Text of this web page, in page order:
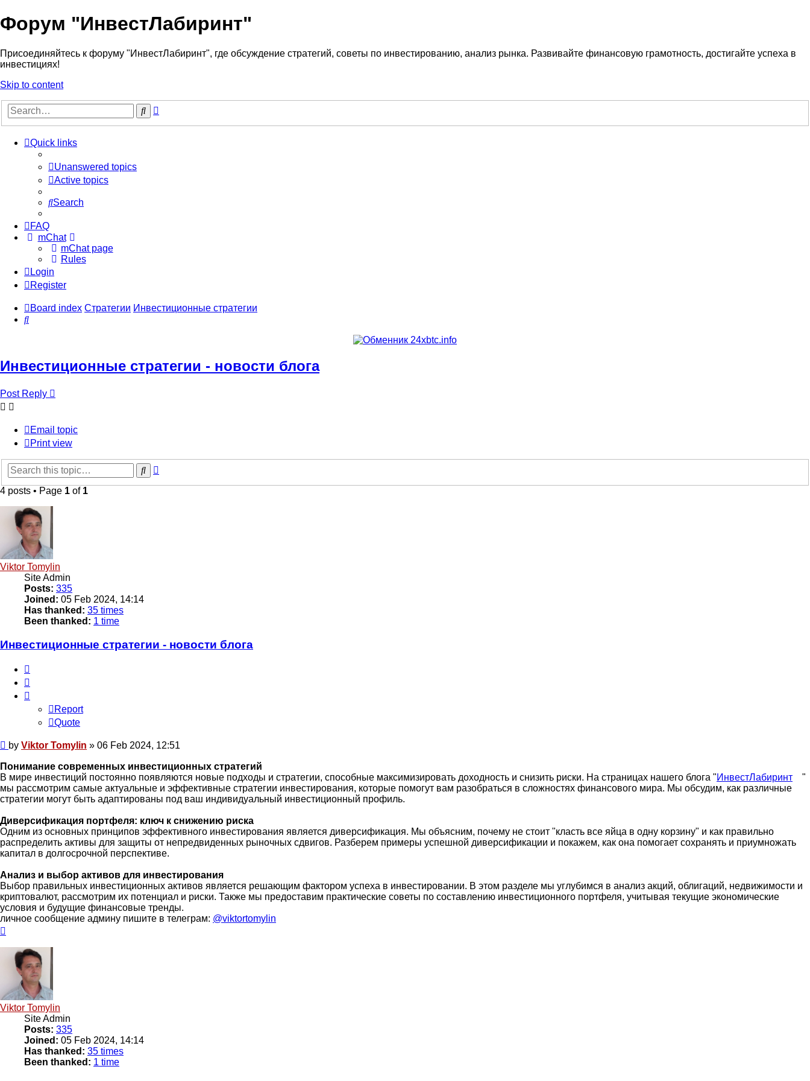
Форум "ИнвестЛабиринт"
Присоединяйтесь к форуму "ИнвестЛабиринт", где обсуждение стратегий, советы по инвестированию, анализ рынка. Развивайте финансовую грамотность, достигайте успеха в
инвестициях!
Skip to content
Search
Quick links
Unanswered topics
Active topics
Search
FAQ
mChat
mChat page
Rules
Login
Register
Board index Стратегии Инвестиционные стратегии
Search
Инвестиционные стратегии - новости блога
Post Reply
Email topic
Print view
Search
4 posts • Page 1 of 1
Viktor Tomylin
Site Admin
Posts: 335
Joined: 05 Feb 2024, 14:14
Has thanked: 35 times
Been thanked: 1 time
Инвестиционные стратегии - новости блога
Report
Quote
Post
by Viktor Tomylin » 06 Feb 2024, 12:51
Понимание современных инвестиционных стратегий
В мире инвестиций постоянно появляются новые подходы и стратегии, способные максимизировать доходность и снизить риски. На страницах нашего блога "ИнвестЛабиринт
"
мы рассмотрим самые актуальные и эффективные стратегии инвестирования, которые помогут вам разобраться в сложностях финансового мира. Мы обсудим, как различные
стратегии могут быть адаптированы под ваш индивидуальный инвестиционный профиль.
Диверсификация портфеля: ключ к снижению риска
Одним из основных принципов эффективного инвестирования является диверсификация. Мы объясним, почему не стоит "класть все яйца в одну корзину" и как правильно
распределить активы для защиты от непредвиденных рыночных сдвигов. Разберем примеры успешной диверсификации и покажем, как она помогает сохранять и приумножать
капитал в долгосрочной перспективе.
Анализ и выбор активов для инвестирования
Выбор правильных инвестиционных активов является решающим фактором успеха в инвестировании. В этом разделе мы углубимся в анализ акций, облигаций, недвижимости и
криптовалют, рассмотрим их потенциал и риски. Также мы предоставим практические советы по составлению инвестиционного портфеля, учитывая текущие экономические
условия и будущие финансовые тренды.
личное сообщение админу пишите в телеграм: @viktortomylin
Viktor Tomylin
Site Admin
Posts: 335
Joined: 05 Feb 2024, 14:14
Has thanked: 35 times
Been thanked: 1 time